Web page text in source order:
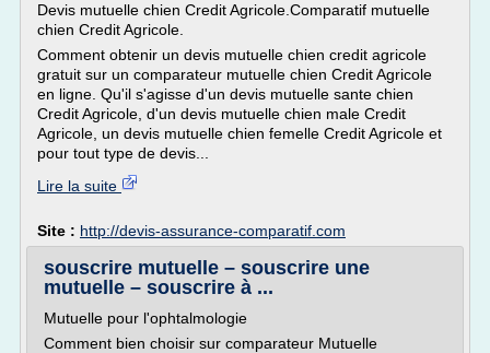
Devis mutuelle chien Credit Agricole.Comparatif mutuelle
chien Credit Agricole.
Comment obtenir un devis mutuelle chien credit agricole
gratuit sur un comparateur mutuelle chien Credit Agricole
en ligne. Qu'il s'agisse d'un devis mutuelle sante chien
Credit Agricole, d'un devis mutuelle chien male Credit
Agricole, un devis mutuelle chien femelle Credit Agricole et
pour tout type de devis...
Lire la suite
Site : http://devis-assurance-comparatif.com
souscrire mutuelle – souscrire une
mutuelle – souscrire à ...
Mutuelle pour l'ophtalmologie
Comment bien choisir sur comparateur Mutuelle